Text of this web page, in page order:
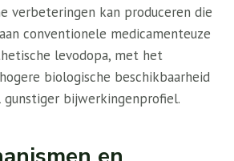
verbeteringen kan produceren die
conventionele medicamenteuze
levodopa, met het
biologische beschikbaarheid
bijwerkingenprofiel.